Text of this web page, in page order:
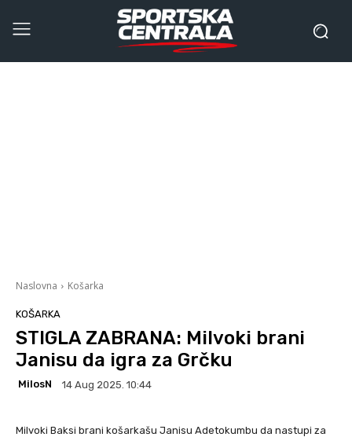
Naslovna Košarka
KOŠARKA
STIGLA ZABRANA: Milvoki brani
Janisu da igra za Grčku
MilosN 14 Aug 2025. 10:44
Milvoki Baksi brani košarkašu Janisu Adetokumbu da nastupi za